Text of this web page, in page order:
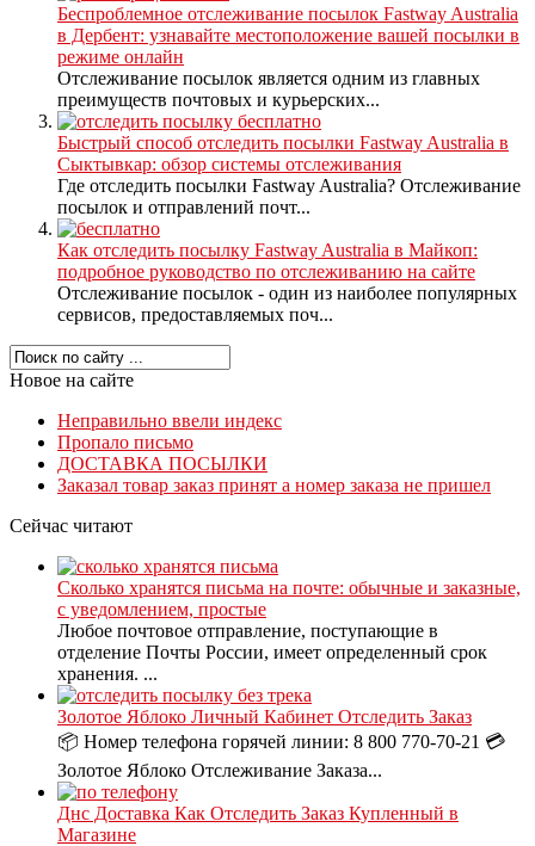
Беспроблемное отслеживание посылок Fastway Australia
в Дербент: узнавайте местоположение вашей посылки в
режиме онлайн
Отслеживание посылок является одним из главных
преимуществ почтовых и курьерских...
Быстрый способ отследить посылки Fastway Australia в
Сыктывкар: обзор системы отслеживания
Где отследить посылки Fastway Australia? Отслеживание
посылок и отправлений почт...
Как отследить посылку Fastway Australia в Майкоп:
подробное руководство по отслеживанию на сайте
Отслеживание посылок - один из наиболее популярных
сервисов, предоставляемых поч...
Новое на сайте
Неправильно ввели индекс
Пропало письмо
ДОСТАВКА ПОСЫЛКИ
Заказал товар заказ принят а номер заказа не пришел
Сейчас читают
Сколько хранятся письма на почте: обычные и заказные,
с уведомлением, простые
Любое почтовое отправление, поступающие в
отделение Почты России, имеет определенный срок
хранения. ...
Золотое Яблоко Личный Кабинет Отследить Заказ
📦 Номер телефона горячей линии: 8 800 770-70-21 💳
Золотое Яблоко Отслеживание Заказа...
Днс Доставка Как Отследить Заказ Купленный в
Магазине